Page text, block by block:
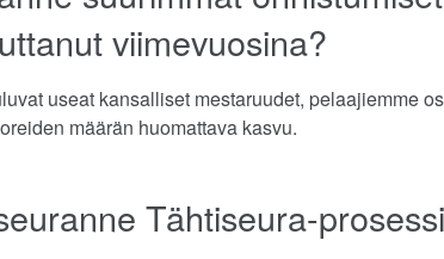
viimevuosina?
useat kansalliset mestaruudet, pelaajiemme
määrän huomattava kasvu.
Tähtiseura-